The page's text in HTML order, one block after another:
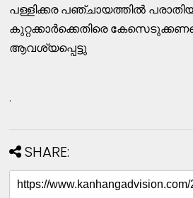
പള്ളിക്കര പഞ്ചായത്തില്‍
കുറ്റക്കാര്‍ക്കെതിരെ
ആവശ്യപ്പെട്ടു
.
SHARE: